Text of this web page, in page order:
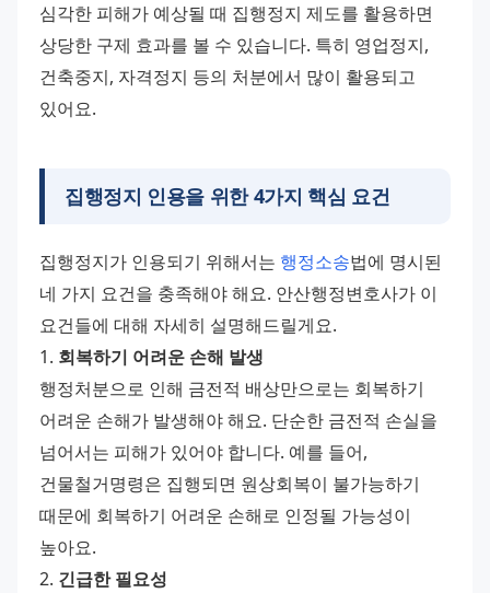
심각한 피해가 예상될 때 집행정지 제도를 활용하면
상당한 구제 효과를 볼 수 있습니다. 특히 영업정지,
건축중지, 자격정지 등의 처분에서 많이 활용되고
있어요.
집행정지 인용을 위한 4가지 핵심 요건
집행정지가 인용되기 위해서는 행정소송법에 명시된
네 가지 요건을 충족해야 해요. 안산행정변호사가 이
요건들에 대해 자세히 설명해드릴게요.
1. 회복하기 어려운 손해 발생
행정처분으로 인해 금전적 배상만으로는 회복하기
어려운 손해가 발생해야 해요. 단순한 금전적 손실을
넘어서는 피해가 있어야 합니다. 예를 들어,
건물철거명령은 집행되면 원상회복이 불가능하기
때문에 회복하기 어려운 손해로 인정될 가능성이
높아요.
2. 긴급한 필요성